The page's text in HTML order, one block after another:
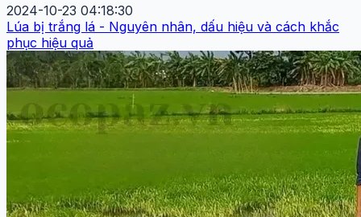
2024-10-23 04:18:30
Lúa bị trắng lá - Nguyên nhân, dấu hiệu và cách khắc
phục hiệu quả